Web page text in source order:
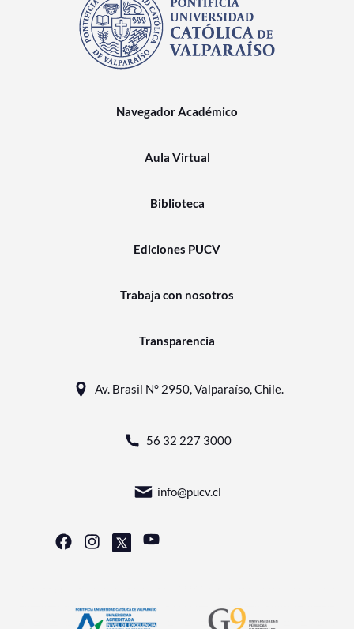
Navegador Académico
Aula Virtual
Biblioteca
Ediciones PUCV
Trabaja con nosotros
Transparencia
Av. Brasil N° 2950, Valparaíso, Chile.
56 32 227 3000
info@pucv.cl